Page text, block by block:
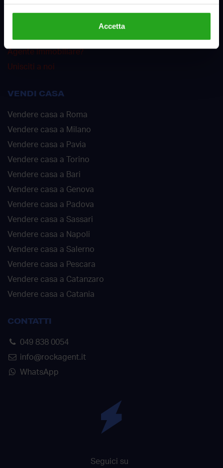
Accetta
LAVORA CON NOI
Agente immobiliare?
Unisciti a noi
VENDI CASA
Vendere casa a Roma
Vendere casa a Milano
Vendere casa a Pavia
Vendere casa a Torino
Vendere casa a Bari
Vendere casa a Genova
Vendere casa a Padova
Vendere casa a Sassari
Vendere casa a Napoli
Vendere casa a Salerno
Vendere casa a Pescara
Vendere casa a Catanzaro
Vendere casa a Catania
CONTATTI
049 838 0054
info@rockagent.it
WhatsApp
Seguici su